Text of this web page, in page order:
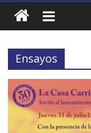
Ensayos